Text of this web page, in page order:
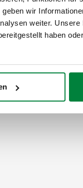
wir
weiter.
haben